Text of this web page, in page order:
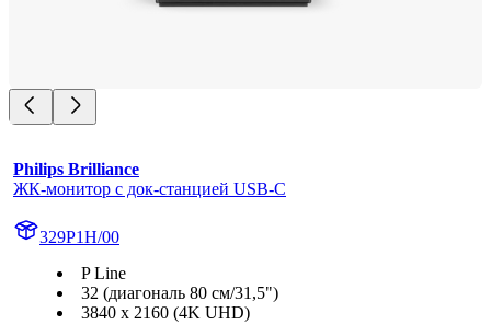
Philips Brilliance
ЖК-монитор с док-станцией USB-C
329P1H/00
P Line
32 (диагональ 80 см/31,5")
3840 x 2160 (4K UHD)